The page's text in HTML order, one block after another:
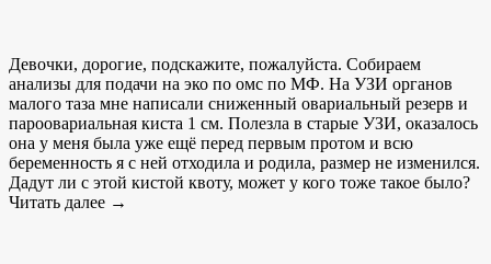
Девочки, дорогие, подскажите, пожалуйста. Собираем
анализы для подачи на эко по омс по МФ. На УЗИ органов
малого таза мне написали сниженный овариальный резерв и
пароовариальная киста 1 см. Полезла в старые УЗИ, оказалось
она у меня была уже ещё перед первым протом и всю
беременность я с ней отходила и родила, размер не изменился.
Дадут ли с этой кистой квоту, может у кого тоже такое было?
Читать далее →